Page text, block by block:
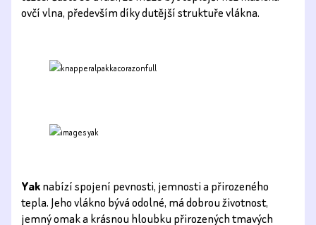
ovčí vlna, především díky dutější struktuře vlákna.
Yaknabízí spojení pevnosti, jemnosti a přirozeného
tepla. Jeho vlákno bývá odolné, má dobrou životnost,
jemný omak a krásnou hloubku přirozených tmavých